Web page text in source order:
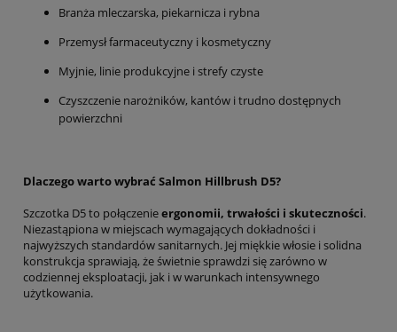
Branża mleczarska, piekarnicza i rybna
Przemysł farmaceutyczny i kosmetyczny
Myjnie, linie produkcyjne i strefy czyste
Czyszczenie narożników, kantów i trudno dostępnych
powierzchni
Dlaczego warto wybrać Salmon Hillbrush D5?
Szczotka D5 to połączenieergonomii, trwałości i skuteczności.
Niezastąpiona w miejscach wymagających dokładności i
najwyższych standardów sanitarnych. Jej miękkie włosie i solidna
konstrukcja sprawiają, że świetnie sprawdzi się zarówno w
codziennej eksploatacji, jak i w warunkach intensywnego
użytkowania.